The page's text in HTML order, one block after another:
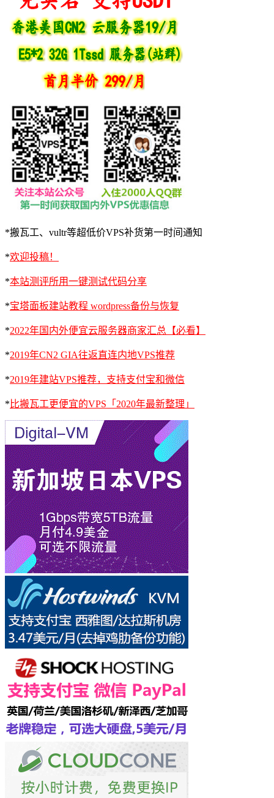
*搬瓦工、vultr等超低价VPS补货第一时间通知
*欢迎投稿！
*本站测评所用一键测试代码分享
*宝塔面板建站教程 wordpress备份与恢复
*2022年国内外便宜云服务器商家汇总【必看】
*2019年CN2 GIA往返直连内地VPS推荐
*2019年建站VPS推荐，支持支付宝和微信
* 比搬瓦工更便宜的VPS「2020年最新整理」